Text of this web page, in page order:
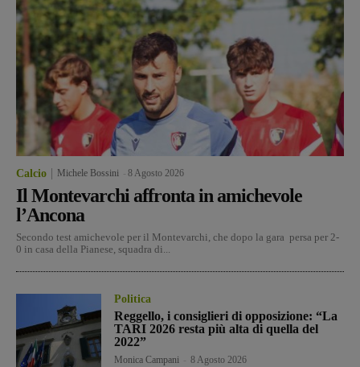
Calcio Michele Bossini 8 Agosto 2026
Il Montevarchi affronta in amichevole
l’Ancona
Secondo test amichevole per il Montevarchi, che dopo la gara persa per 2-
0 in casa della Pianese, squadra di...
Politica
Reggello, i consiglieri di opposizione: “La
TARI 2026 resta più alta di quella del
2022”
Monica Campani 8 Agosto 2026